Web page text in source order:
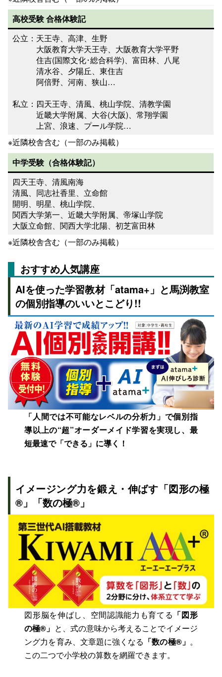
高校受験合格体験記
公立：天王寺、高津、生野
大阪教育大学天王寺、大阪教育大学平野
住吉(国際文化･総合科学)、富田林、八尾
清水谷、夕陽丘、東住吉
阿倍野、河南、狭山…
私立：四天王寺、清風、桃山学院、清教学園
近畿大学附属、大谷(大阪)、常翔学園
上宮、浪速、プール学院…
※近隣校舎含む（一部のみ掲載）
中学受験（合格体験記）
四天王寺、清風南海
清風、同志社香里、立命館
開明、明星、桃山学院、
関西大学第一、近畿大学附属、帝塚山学院
大阪立命館、関西大学北陽、初芝富田林
※近隣校舎含む（一部のみ掲載）
おすすめ人気講座
AIを使った学習教材「atama+」と馬渕教室
の個別指導のいいとこどり!!
「人間では不可能なレベルの分析力」で個別指
導以上の“超”オーダーメイド学習を実現し、最
短最速で「できる」に導く！
イメージング力を鍛え・伸ばす「図形の極
®」「数の極®」
図形脳を伸ばし、空間認識能力も育てる 「図形
の極®」 と、式の意味から考えることでイメージ
ング力を育み、文章題に強くなる 「数の極®」 。
この二つで小学校の算数を網羅できます。